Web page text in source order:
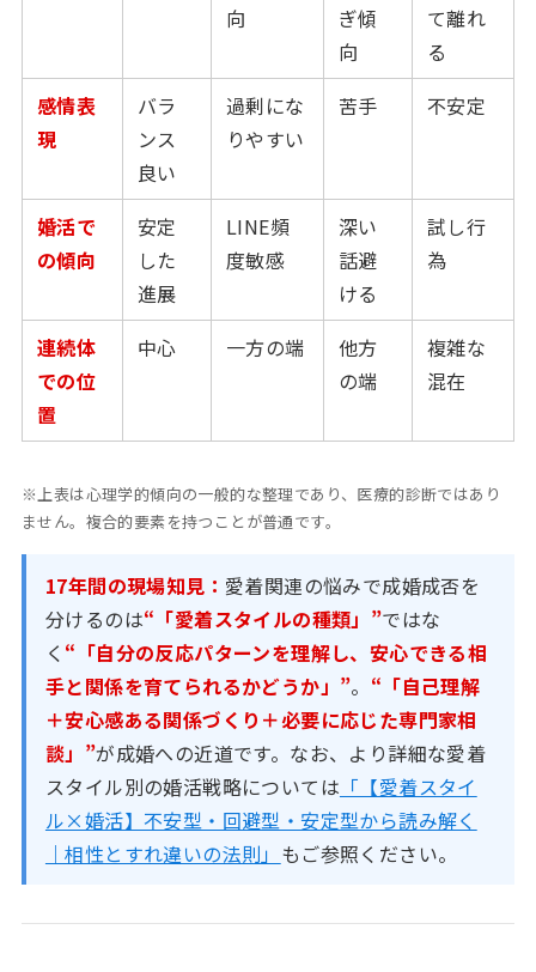
向
ぎ傾
向
て離れ
る
感情表
現
バラ
ンス
良い
過剰にな
りやすい
苦手 不安定
婚活で
の傾向
安定
した
進展
LINE頻
度敏感
深い
話避
ける
試し行
為
連続体
での位
置
中心 一方の端
他方
の端
複雑な
混在
※上表は心理学的傾向の一般的な整理であり、医療的診断ではあり
ません。複合的要素を持つことが普通です。
17年間の現場知見： 愛着関連の悩みで成婚成否を
分けるのは“「愛着スタイルの種類」”ではな
く “「自分の反応パターンを理解し、安心できる相
手と関係を育てられるかどうか」”。 “「自己理解
＋安心感ある関係づくり＋必要に応じた専門家相
談」”が成婚への近道です。なお、より詳細な愛着
スタイル別の婚活戦略については 「【愛着スタイ
ル×婚活】不安型・回避型・安定型から読み解く
｜相性とすれ違いの法則」 もご参照ください。